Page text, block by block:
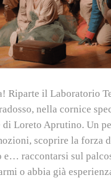
Riparte il Laboratorio
nella cornice
di Loreto Aprutino. Un
scoprire la forza
e… raccontarsi sul
o abbia già